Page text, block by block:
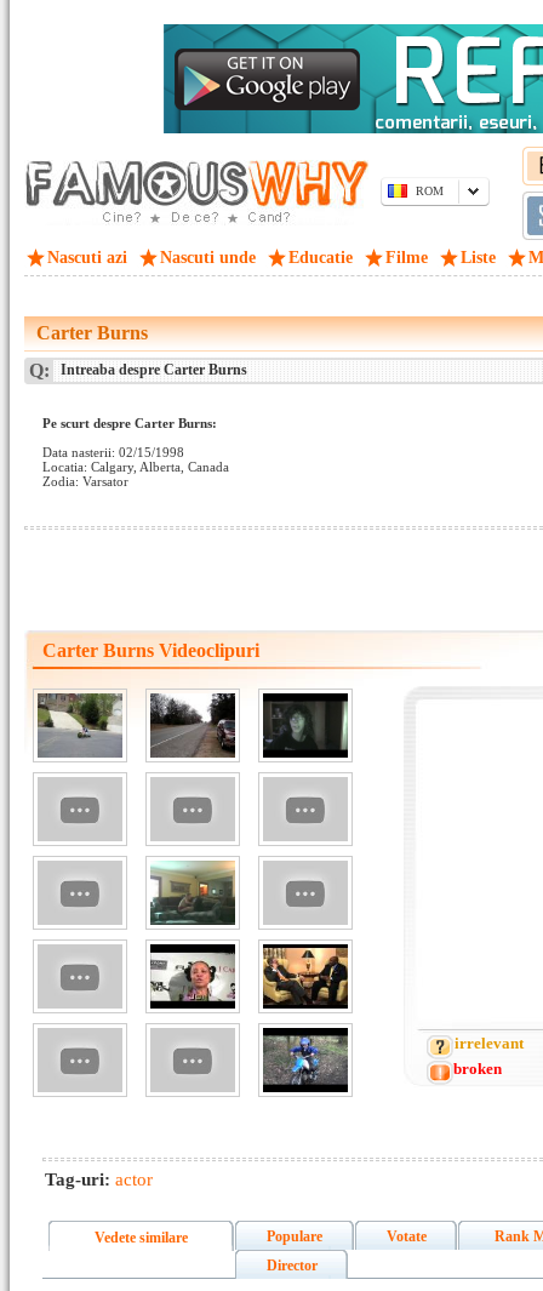
ROM
Nascuti azi Nascuti unde Educatie Filme Liste
Carter Burns
Q: Intreaba despre Carter Burns
Pe scurt despre Carter Burns:
Data nasterii: 02/15/1998
Locatia: Calgary, Alberta, Canada
Zodia: Varsator
Carter Burns Videoclipuri
irrelevant
broken
Tag-uri: actor
Vedete similare Populare Votate
Rank
Director